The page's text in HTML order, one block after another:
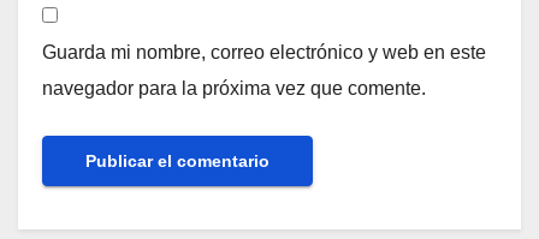
Guarda mi nombre, correo electrónico y web en este
navegador para la próxima vez que comente.